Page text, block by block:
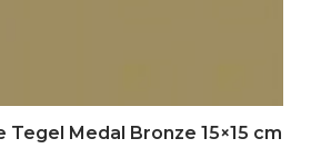
Tegel Medal Bronze 15×15 cm